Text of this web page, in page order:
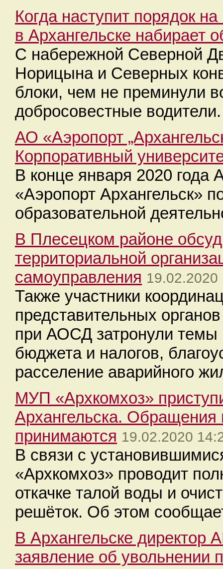
Когда наступит порядок
в Архангельске набирает
С набережной Северной
Норицына и Северных
блоки, чем не преминули
добросовестные водители.
АО «Аэропорт
Корпоративный
В конце января 2020 года
«Аэропорт Архангельск»
образовательной
В Плесецком районе
территориальной
самоуправления 19.02.2020
Также участники
представительных
при АОСД затронули
бюджета и налогов,
расселение аварийного
МУП «Архкомхоз»
Архангельска. Обращения
принимаются 19.02.2020
В связи с
«Архкомхоз» проводит
откачке талой воды и
решёток. Об этом
В Архангельске директор
заявление об увольнении